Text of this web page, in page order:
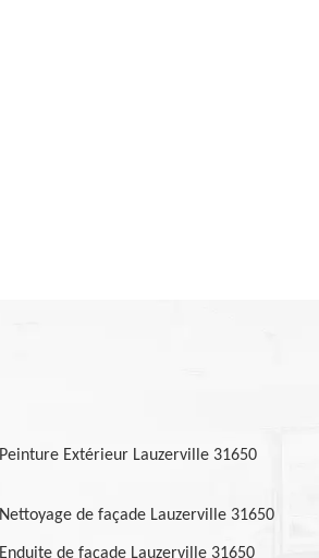
Peinture Extérieur Lauzerville 31650
Nettoyage de façade Lauzerville 31650
Enduite de façade Lauzerville 31650